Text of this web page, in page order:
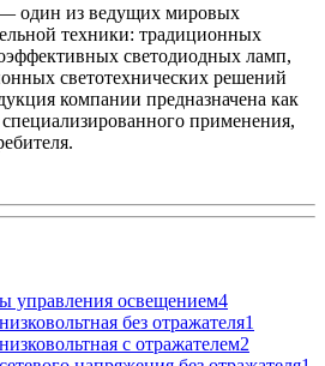
один из ведущих мировых
техники: традиционных
светодиодных ламп,
светотехнических решений
компании предназначена как
применения,
управления освещением4
без отражателя1
с отражателем2